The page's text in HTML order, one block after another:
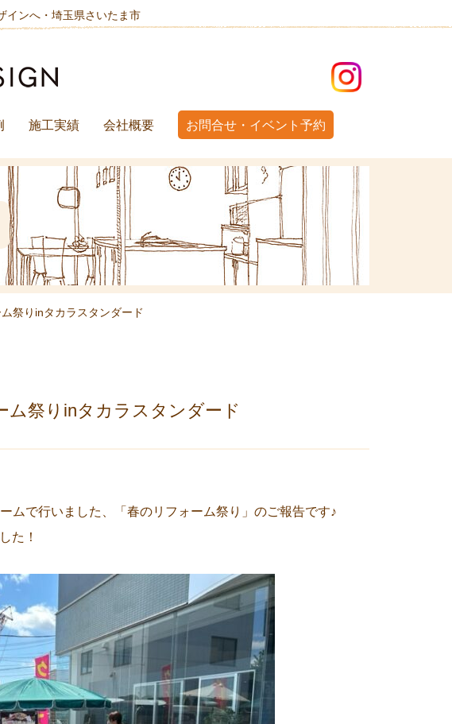
インへ・埼玉県さいたま市
施工実績 会社概要 お問合せ・イベント予約
祭りinタカラスタンダード
祭りinタカラスタンダード
ムで行いました、「春のリフォーム祭り」のご報告です♪
た！